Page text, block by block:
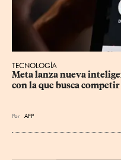
TECNOLOGÍA
Meta lanza nueva
con la que busca
Por AFP